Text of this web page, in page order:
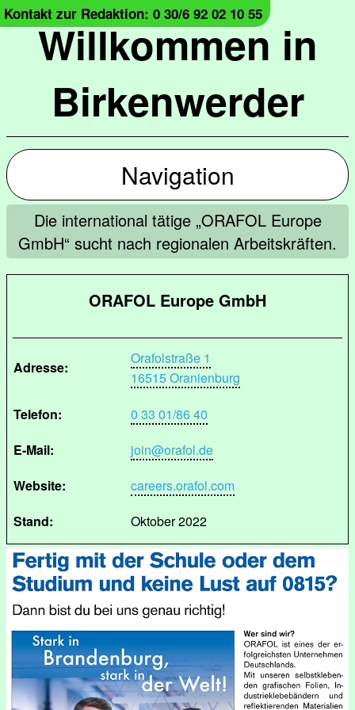
Willkommen in
Birkenwerder
Kontakt zur Redaktion: 0 30/6 92 02 10 55
Navigation
Die international tätige „ORAFOL Europe
GmbH“ sucht nach regionalen Arbeitskräften.
ORAFOL Europe GmbH
Adresse:
Orafolstraße 1
16515 Oranienburg
Telefon:
0 33 01/86 40
E-Mail:
join@orafol.de
Website:
careers.orafol.com
Stand:
Oktober 2022